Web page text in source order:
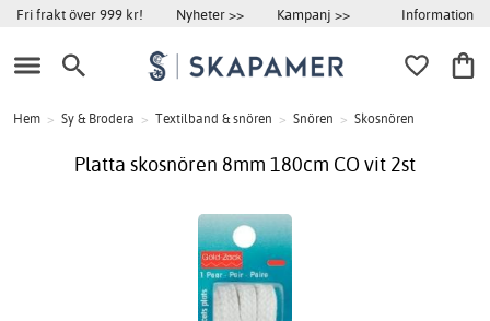
Fri frakt över 999 kr! Nyheter >> Kampanj >> Information
Hem > Sy & Brodera > Textilband & snören > Snören > Skosnören
Platta skosnören 8mm 180cm CO vit 2st